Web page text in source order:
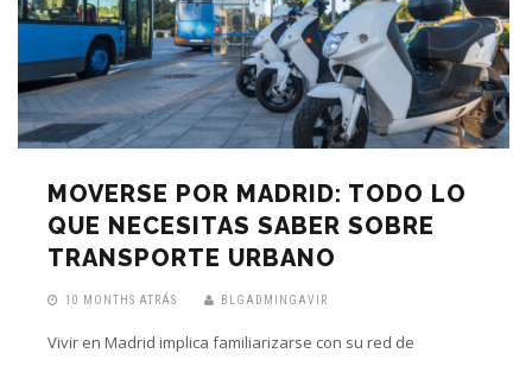
MOVERSE POR MADRID: TODO LO
QUE NECESITAS SABER SOBRE
TRANSPORTE URBANO
10 MONTHS ATRÁS BLGADMINGAVIR
Vivir en Madrid implica familiarizarse con su red de